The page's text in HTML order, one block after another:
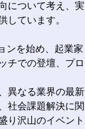
について考え、実
しています。
ンを始め、起業家
チでの登壇、プロ
異なる業界の最新
社会課題解決に関
り沢山のイベント